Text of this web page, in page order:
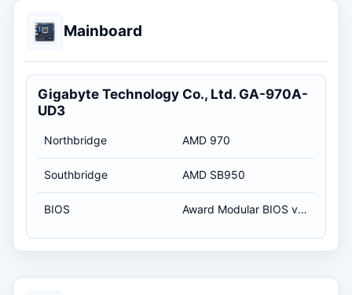
Mainboard
Gigabyte Technology Co., Ltd. GA-970A-
UD3
Northbridge AMD 970
Southbridge AMD SB950
BIOS Award Modular BIOS v6.00PG / 16.12.2013 01:00:00